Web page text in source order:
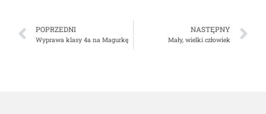
POPRZEDNI
Wyprawa klasy 4a na Magurkę
NASTĘPNY
Mały, wielki człowiek